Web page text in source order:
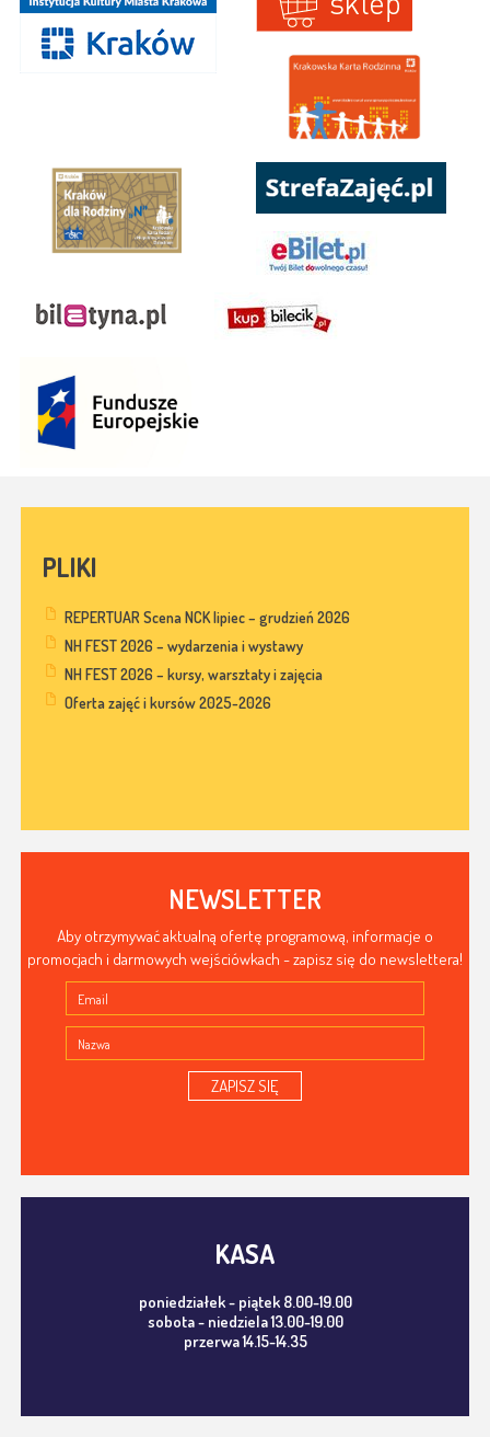
PLIKI
REPERTUAR Scena NCK lipiec – grudzień 2026
NH FEST 2026 – wydarzenia i wystawy
NH FEST 2026 – kursy, warsztaty i zajęcia
Oferta zajęć i kursów 2025-2026
NEWSLETTER
Aby otrzymywać aktualną ofertę programową, informacje o
promocjach i darmowych wejściówkach - zapisz się do newslettera!
ZAPISZ SIĘ
KASA
poniedziałek - piątek 8.00-19.00
sobota - niedziela 13.00-19.00
przerwa 14.15-14.35